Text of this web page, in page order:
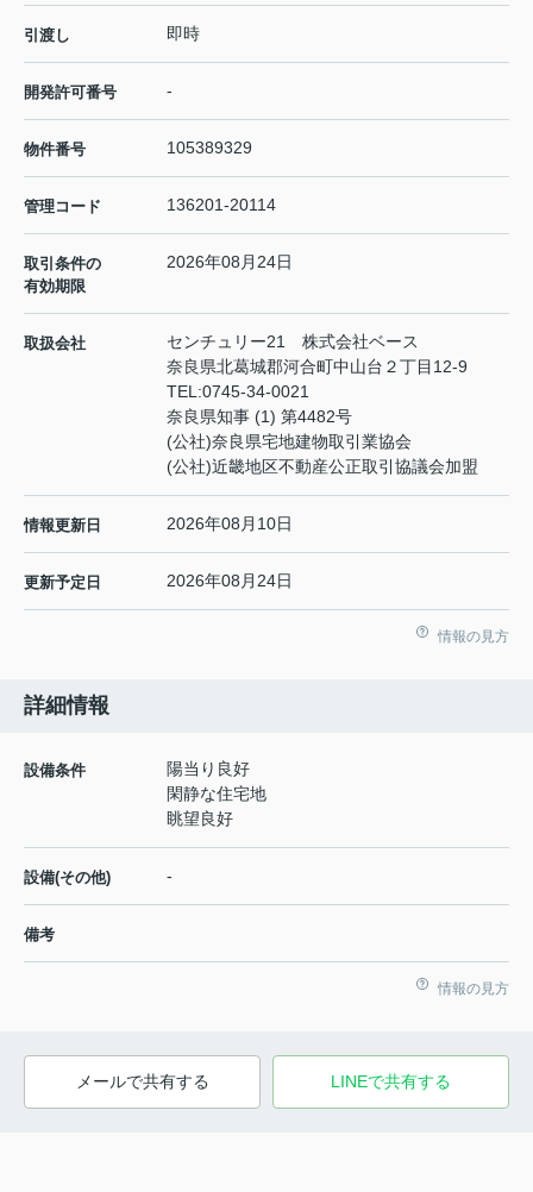
引渡し 即時
開発許可番号 -
物件番号 105389329
管理コード 136201-20114
取引条件の
有効期限
2026年08月24日
取扱会社
センチュリー21 株式会社ベース
奈良県北葛城郡河合町中山台２丁目12-9
TEL:0745-34-0021
奈良県知事 (1) 第4482号
(公社)奈良県宅地建物取引業協会
(公社)近畿地区不動産公正取引協議会加盟
情報更新日 2026年08月10日
更新予定日 2026年08月24日
情報の見方
詳細情報
設備条件
陽当り良好
閑静な住宅地
眺望良好
設備(その他) -
備考
情報の見方
メールで共有する LINEで共有する